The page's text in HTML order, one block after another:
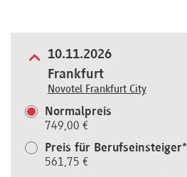
Über
Preisvorteile
10.11.2026
Frankfurt
Novotel Frankfurt City
Normalpreis
749,00 €
Preis für Berufseinsteiger*
561,75 €